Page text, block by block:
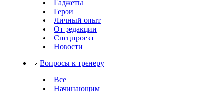
Гаджеты
Герои
Личный опыт
От редакции
Спецпроект
Новости
Вопросы к тренеру
Все
Начинающим